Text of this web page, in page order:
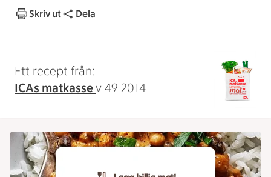
Skriv ut Dela
Ett recept från:
ICAs matkassev 49 2014